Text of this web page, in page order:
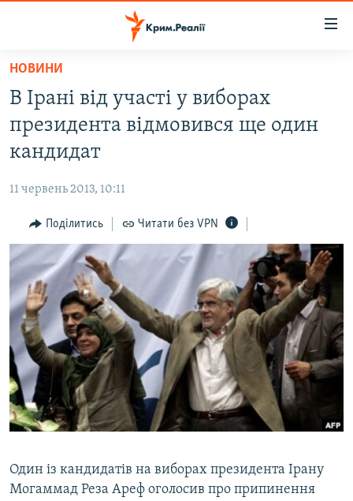
Перейти
основного
матеріалу
Перейти
до
основної
навігації
Перейти
до
пошуку
ВОДА.КРИМ
ВІДЕО ТА ФОТО
БЛОГИ
ПОГЛЯД
ІНТЕРВ'Ю
ВСЕ ЗА ДЕНЬ
СПЕЦПРОЕКТИ
ДЕПОРТАЦІЯ
ВІДЕОУРОКИ «ELIFBE»
СВІДЧЕННЯ ОКУПАЦІЇ
УКРАЇНСЬКА ПРОБЛЕМА КРИМУ
ЯК ОБІЙТИ БЛОКУВАННЯ
Русский
Qırımtatar
НОВИНИ
В Ірані від участі у виборах
президента відмовився ще один
кандидат
11 червень 2013, 10:11
Поділитись Читати без VPN
Один із кандидатів на виборах президента Ірану
Могаммад Реза Ареф оголосив про припинення